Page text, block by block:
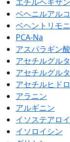
ベヘニルアル
ベヘントリモ
PCA-Na
アスパラギン酸
アセチルグル
アセチルグル
アセチルヒド
アラニン
アルギニン
イソステアロ
イソロイシン